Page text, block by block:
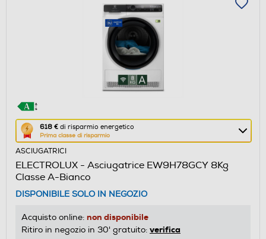
618 € di risparmio energetico
Prima classe di risparmio
Questa
azione
aprirà
il
Calcolatore
di
risparmio
energetico
ASCIUGATRICI
ELECTROLUX - Asciugatrice EW9H78GCY 8Kg
Classe A-Bianco
DISPONIBILE SOLO IN NEGOZIO
Acquisto online: non disponibile
Ritiro in negozio in 30' gratuito: verifica